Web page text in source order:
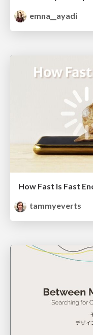
emna__ayadi
How Fast Is Fast
tammyeverts